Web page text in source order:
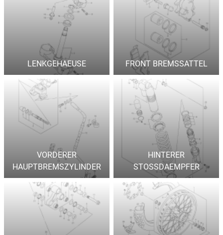
LENKGEHAEUSE FRONT BREMSSATTEL
VORDERER
HAUPTBREMSZYLINDER
HINTERER
STOSSDAEMPFER